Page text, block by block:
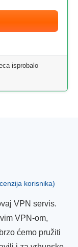
isprobalo
korisnika)
VPN servis.
VPN-om,
ćemo pružiti